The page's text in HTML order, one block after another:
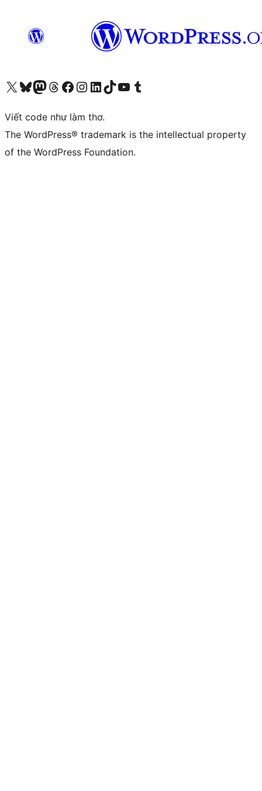
Truy cập tài khoản X (trước đây là Twitter) của chúng tôiVisit our Bluesky account
Visit our Mastodon account
Visit our Threads account
Xem trang Facebook của chúng tôiTruy cập tài khoản Instagram của chúng tôiTruy cập tài khoản LinkedIn của chúng tôiVisit our TikTok account
Truy cập kênh YouTube của chúng tôi Visit our Tumblr account
Viết code như làm thơ.
The WordPress® trademark is the intellectual property
of the WordPress Foundation.